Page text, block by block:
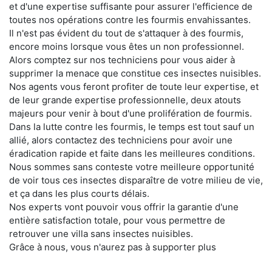
et d'une expertise suffisante pour assurer l'efficience de
toutes nos opérations contre les fourmis envahissantes.
Il n'est pas évident du tout de s'attaquer à des fourmis,
encore moins lorsque vous êtes un non professionnel.
Alors comptez sur nos techniciens pour vous aider à
supprimer la menace que constitue ces insectes nuisibles.
Nos agents vous feront profiter de toute leur expertise, et
de leur grande expertise professionnelle, deux atouts
majeurs pour venir à bout d'une prolifération de fourmis.
Dans la lutte contre les fourmis, le temps est tout sauf un
allié, alors contactez des techniciens pour avoir une
éradication rapide et faite dans les meilleures conditions.
Nous sommes sans conteste votre meilleure opportunité
de voir tous ces insectes disparaître de votre milieu de vie,
et ça dans les plus courts délais.
Nos experts vont pouvoir vous offrir la garantie d'une
entière satisfaction totale, pour vous permettre de
retrouver une villa sans insectes nuisibles.
Grâce à nous, vous n'aurez pas à supporter plus